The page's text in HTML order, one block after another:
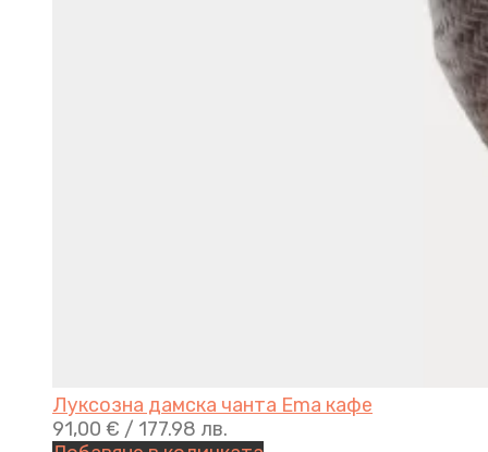
Луксозна дамска чанта Ema кафе
91,00 € / 177.98 лв.